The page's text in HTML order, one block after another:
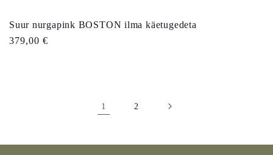
Suur nurgapink BOSTON ilma käetugedeta
Tavahind
379,00 €
1 2